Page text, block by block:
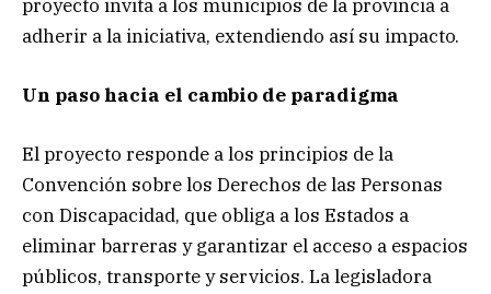
proyecto invita a los municipios de la provincia a
adherir a la iniciativa, extendiendo así su impacto.
Un paso hacia el cambio de paradigma
El proyecto responde a los principios de la
Convención sobre los Derechos de las Personas
con Discapacidad, que obliga a los Estados a
eliminar barreras y garantizar el acceso a espacios
públicos, transporte y servicios. La legisladora